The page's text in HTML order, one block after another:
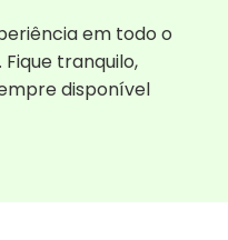
em todo o
tranquilo,
disponível